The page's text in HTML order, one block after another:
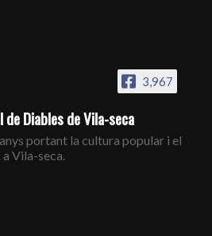
3,967
de Diables de Vila-seca
portant la cultura popular i el
Vila-seca.